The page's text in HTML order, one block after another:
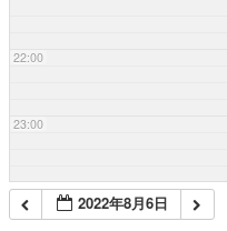
22:00
23:00
2022年8月6日